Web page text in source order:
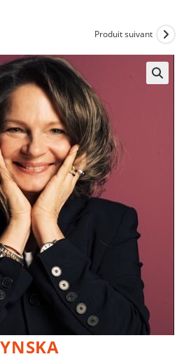
Produit suivant